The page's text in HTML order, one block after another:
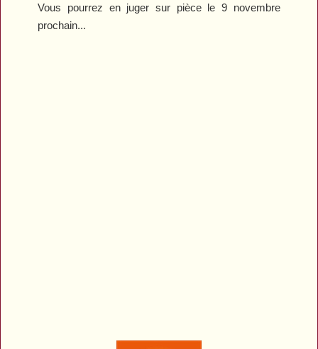
Vous pourrez en juger sur pièce le 9 novembre
prochain...